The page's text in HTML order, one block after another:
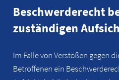
Beschwerderecht
zuständigen
Im Falle von Verstößen gegen
Betroffenen ein